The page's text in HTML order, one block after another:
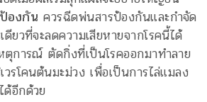
องกัน ควรฉีดพ่นสารป้องกันและกำจัด
ยวที่จะลดความเสียหายจากโรคนี้ได้
ตุการณ์ ตัดกิ่งที่เป็นโรคออกมาทำลาย
รโคนต้นมะม่วง เพื่อเป็นการไล่แมลง
อีกด้วย